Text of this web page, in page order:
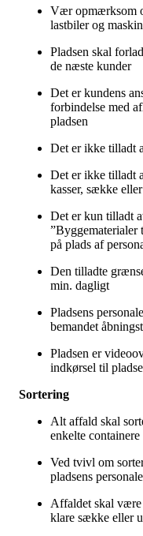
Vær opmærksom
lastbiler og
Pladsen skal
de næste kunder
Det er kundens
forbindelse med
pladsen
Det er ikke tilladt
Det er ikke tilladt
kasser, sække
Det er kun tilladt
”Byggematerialer
på plads af
Den tilladte
min. dagligt
Pladsens
bemandet
Pladsen er
indkørsel til
Sortering
Alt affald skal
enkelte containere
Ved tvivl om
pladsens personale
Affaldet skal være
klare sække eller